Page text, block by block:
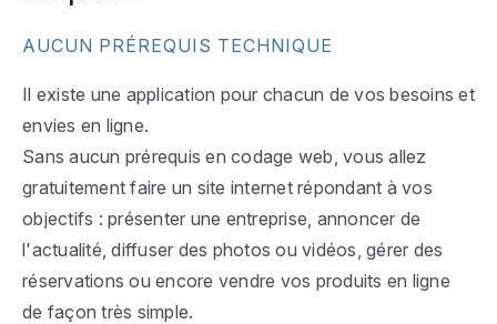
AUCUN PRÉREQUIS TECHNIQUE
Il existe une application pour chacun de vos besoins et
envies en ligne.
Sans aucun prérequis en codage web, vous allez
gratuitement faire un site internet répondant à vos
objectifs : présenter une entreprise, annoncer de
l'actualité, diffuser des photos ou vidéos, gérer des
réservations ou encore vendre vos produits en ligne
de façon très simple.